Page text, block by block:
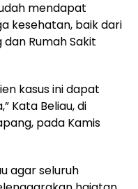
mendapat
kesehatan, baik dari
Rumah Sakit
kasus ini dapat
Kata Beliau, di
pada Kamis
agar seluruh